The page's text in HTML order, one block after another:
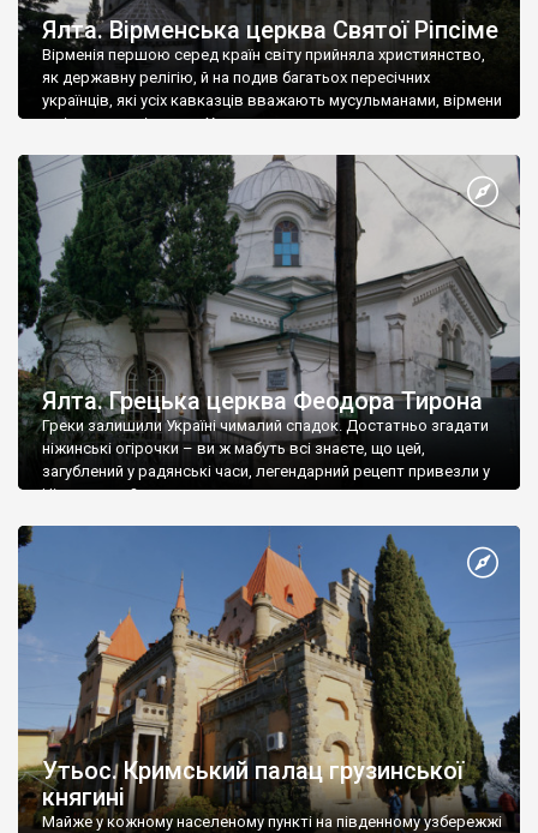
Ялта. Вірменська церква Святої Ріпсіме
Вірменія першою серед країн світу прийняла християнство,
як державну релігію, й на подив багатьох пересічних
українців, які усіх кавказців вважають мусульманами, вірмени
є відданими вірянами Христа
Ялта. Грецька церква Феодора Тирона
Греки залишили Україні чималий спадок. Достатньо згадати
ніжинські огірочки – ви ж мабуть всі знаєте, що цей,
загублений у радянські часи, легендарний рецепт привезли у
Ніжин греки?
Утьос. Кримський палац грузинської
княгині
Майже у кожному населеному пункті на південному узбережжі